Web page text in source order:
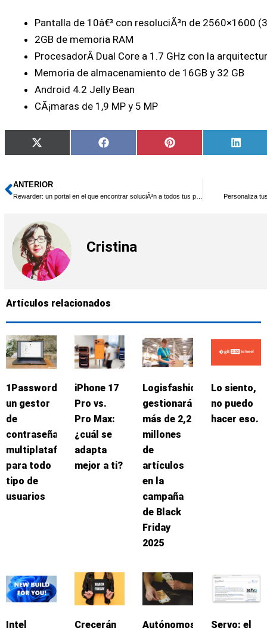
Pantalla de 10â€³ con resoluciÃ³n de 2560×1600
2GB de memoria RAM
ProcesadorÂ Dual Core a 1.7 GHz con la
Memoria de almacenamiento de 16GB y 32 GB
Android 4.2 Jelly Bean
CÃ¡maras de 1,9 MP y 5 MP
Compartir
en
X
(Twitter)
Compartir
en
Facebook
Compartir
en
Pinterest
en
Ant
ANTERIOR
Rewarder: un portal en el que encontrar soluciÃ³n a todos tus problemas Personaliza
Cristina
Artículos relacionados
1Password:
un gestor
de
contraseñas
multiplataforma
para todo
tipo de
usuarios
iPhone 17
Pro vs.
Pro Max:
¿cuál se
adapta
mejor a ti?
Logisfashion
gestionará
más de 2,2
millones
de
artículos
en la
campaña
de Black
Friday
2025
Lo siento,
no puedo
hacer eso.
Intel
Crecerán
Autónomos
Servo: el